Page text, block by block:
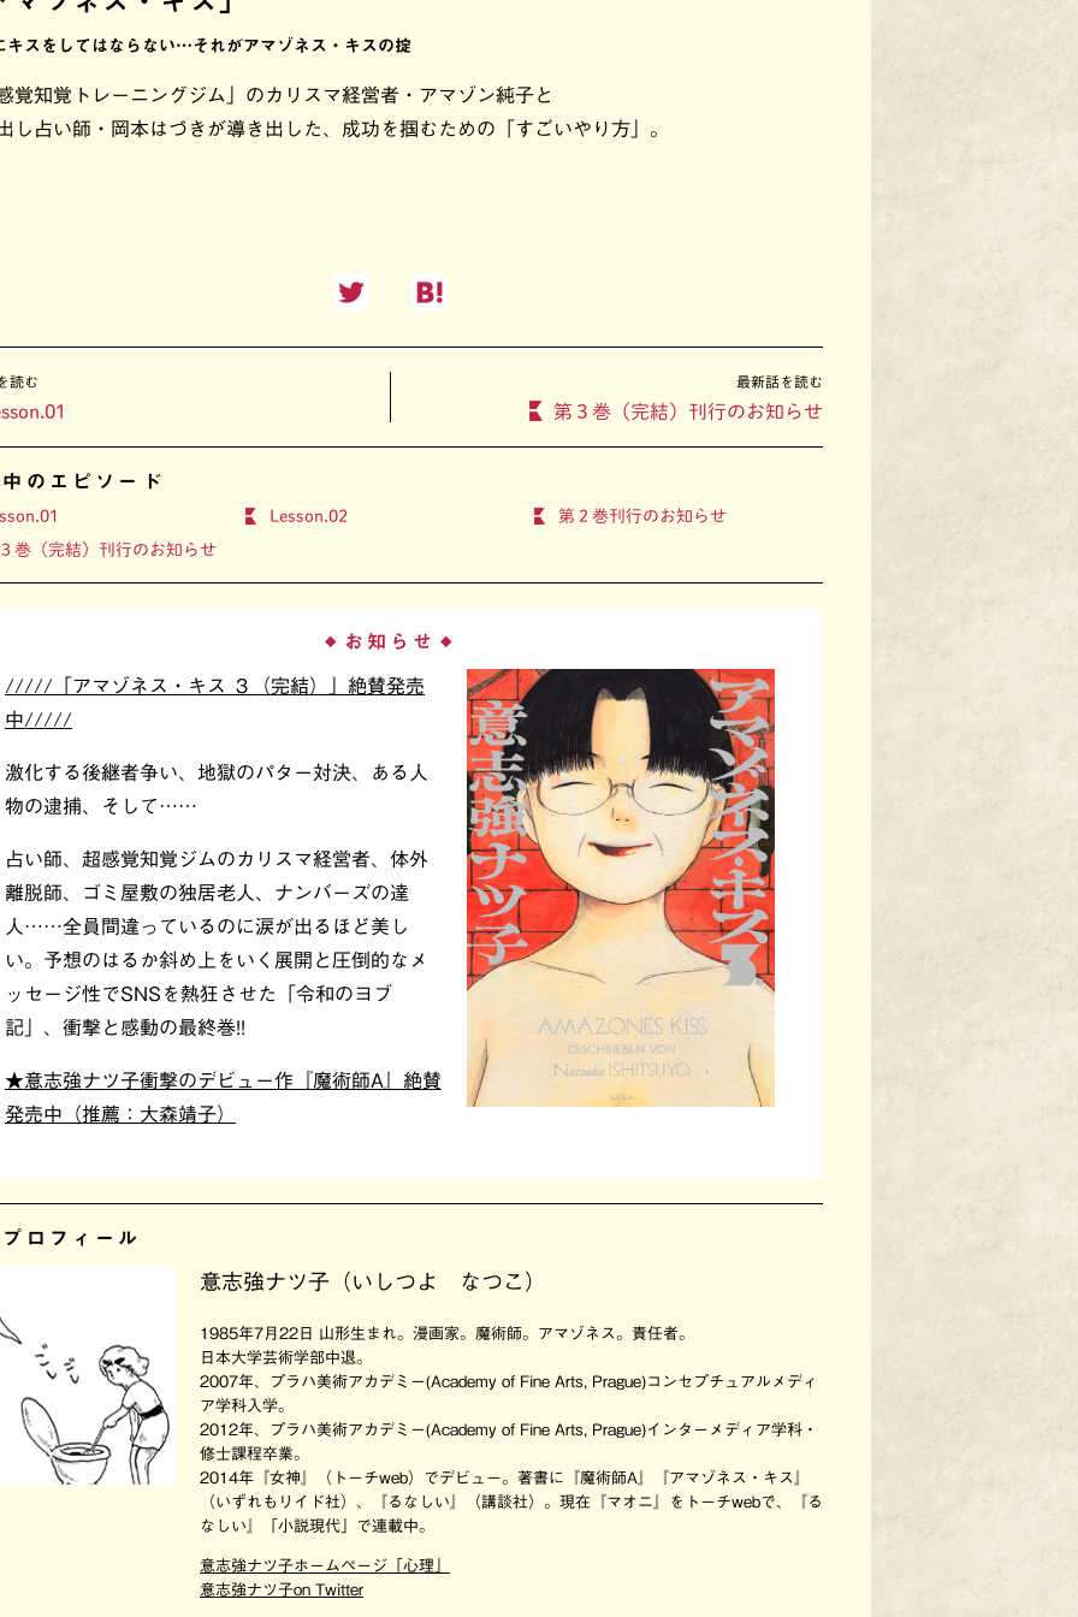
キスをしてはならない…それがアマゾネス・キスの掟
覚知覚トレーニングジム」のカリスマ経営者・アマゾン純子と
し占い師・岡本はづきが導き出した、成功を掴むための「すごいやり方」。
読む 最新話を読む
第３巻（完結）刊行のお知らせ
のエピソード
Lesson.02
第２巻刊行のお知らせ
巻（完結）刊行のお知らせ
◆ お知らせ ◆
/////「アマゾネス・キス ３（完結）」絶賛発売
中/////
激化する後継者争い、地獄のパター対決、ある人
物の逮捕、そして……
占い師、超感覚知覚ジムのカリスマ経営者、体外
離脱師、ゴミ屋敷の独居老人、ナンバーズの達
人……全員間違っているのに涙が出るほど美し
い。予想のはるか斜め上をいく展開と圧倒的なメ
ッセージ性でSNSを熱狂させた「令和のヨブ
記」、衝撃と感動の最終巻!!
★意志強ナツ子衝撃のデビュー作『魔術師A』絶賛
発売中（推薦：大森靖子）
ロフィール
意志強ナツ子（いしつよ なつこ）
1985年7月22日 山形生まれ。漫画家。魔術師。アマゾネス。責任者。
日本大学芸術学部中退。
2007年、プラハ美術アカデミー(Academy of Fine Arts, Prague)コンセプチュアルメディ
ア学科入学。
2012年、プラハ美術アカデミー(Academy of Fine Arts, Prague)インターメディア学科・
修士課程卒業。
2014年『女神』（トーチweb）でデビュー。著書に『魔術師A』『アマゾネス・キス』
（いずれもリイド社）、『るなしい』（講談社）。現在『マオニ』をトーチwebで、『る
なしい』「小説現代」で連載中。
意志強ナツ子ホームページ「心理」
意志強ナツ子on Twitter